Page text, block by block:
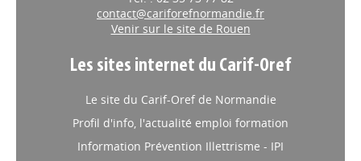
contact@cariforefnormandie.fr
Venir sur le site de Rouen
Les sites internet du Carif-Oref
Le site du Carif-Oref de Normandie
Profil d'info, l'actualité emploi formation
Information Prévention Illettrisme - IPI